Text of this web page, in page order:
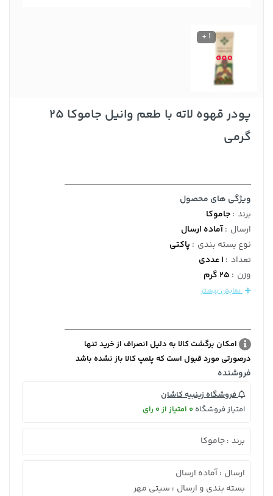
1 +
پودر قهوه لاته با طعم وانیل جاموکا 25
گرمی
ویژگی های محصول
برند :جاموکا
ارسال :آماده ارسال
نوع بسته بندی : پاکتی
تعداد : 1 عددی
وزن : 25 گرم
نمایش بیشتر
امکان برگشت کالا به دلیل انصراف از خرید تنها
درصورتی مورد قبول است که پلمپ کالا باز نشده باشد
فروشنده
فروشگاه زینبیه کاشان
امتیاز فروشگاه 0 امتیاز از 0 رای
برند : جاموکا
ارسال : آماده ارسال
بسته بندی و ارسال : سیتی مهر